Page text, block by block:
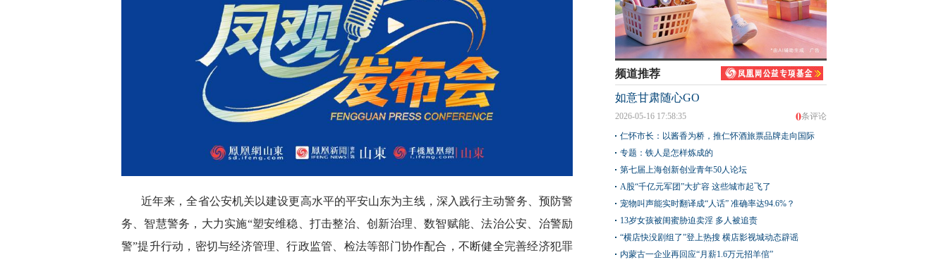
近年来，全省公安机关以建设更高水平的平安山东为主线，深入践行主动警务、预防警
务、智慧警务，大力实施“塑安维稳、打击整治、创新治理、数智赋能、法治公安、治警励
警”提升行动，密切与经济管理、行政监管、检法等部门协作配合，不断健全完善经济犯罪
频道推荐
如意甘肃随心GO
0条评论
2026-05-16 17:58:35
仁怀市长：以酱香为桥，推仁怀酒旅票品牌走向国际
专题：铁人是怎样炼成的
第七届上海创新创业青年50人论坛
A股“千亿元军团”大扩容 这些城市起飞了
宠物叫声能实时翻译成“人话” 准确率达94.6%？
13岁女孩被闺蜜胁迫卖淫 多人被追责
“横店快没剧组了”登上热搜 横店影视城动态辟谣
内蒙古一企业再回应“月薪1.6万元招羊倌”